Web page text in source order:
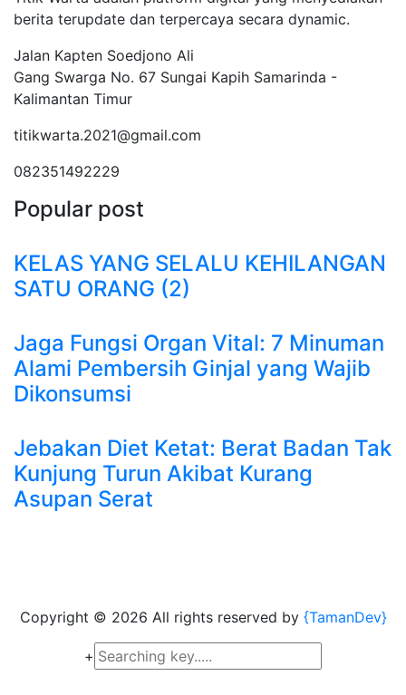
berita terupdate dan terpercaya secara dynamic.
Jalan Kapten Soedjono Ali
Gang Swarga No. 67 Sungai Kapih Samarinda -
Kalimantan Timur
titikwarta.2021@gmail.com
082351492229
Popular post
KELAS YANG SELALU KEHILANGAN
SATU ORANG (2)
Jaga Fungsi Organ Vital: 7 Minuman
Alami Pembersih Ginjal yang Wajib
Dikonsumsi
Jebakan Diet Ketat: Berat Badan Tak
Kunjung Turun Akibat Kurang
Asupan Serat
Copyright © 2026 All rights reserved by {TamanDev}
+